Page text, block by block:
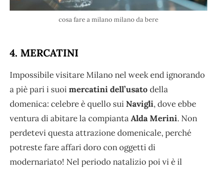
cosa fare a milano milano da bere
4. MERCATINI
Impossibile visitare Milano nel week end ignorando
a piè pari i suoimercatini dell’usato della
domenica: celebre è quello suiNavigli, dove ebbe
ventura di abitare la compiantaAlda Merini. Non
perdetevi questa attrazione domenicale, perché
potreste fare affari doro con oggetti di
modernariato! Nel periodo natalizio poi vi è il